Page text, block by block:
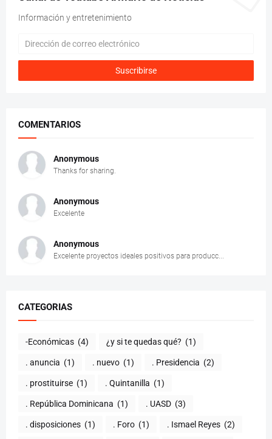
Información y entretenimiento
COMENTARIOS
Anonymous
Thanks for sharing.
Anonymous
Excelente
Anonymous
Excelente proyectos ideales positivos para producc...
CATEGORIAS
-Económicas (4) ¿y si te quedas qué? (1)
. anuncia (1) . nuevo (1) . Presidencia (2)
. prostituirse (1) . Quintanilla (1)
. República Dominicana (1) . UASD (3)
. disposiciones (1) . Foro (1) . Ismael Reyes (2)